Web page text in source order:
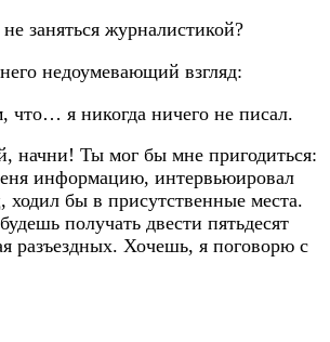
заняться журналистикой?
недоумевающий взгляд:
я никогда ничего не писал.
начни! Ты мог бы мне пригодиться:
информацию, интервьюировал
бы в присутственные места.
получать двести пятьдесят
разъездных. Хочешь, я поговорю с